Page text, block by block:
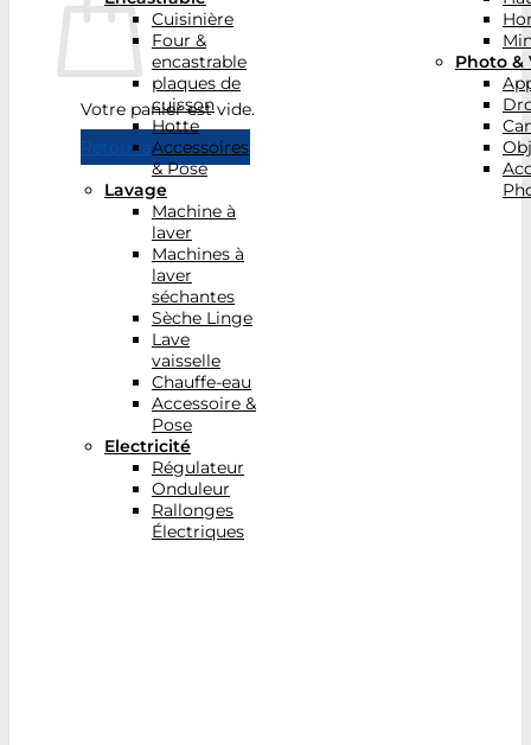
Votre panier est vide.
Retour à la boutique
Cuisinière
Four &
encastrable
plaques de
cuisson
Hotte
Accessoires
& Pose
Lavage
Machine à
laver
Machines à
laver
séchantes
Sèche Linge
Lave
vaisselle
Chauffe-eau
Accessoire &
Pose
Electricité
Régulateur
Onduleur
Rallonges
Électriques
Photo &